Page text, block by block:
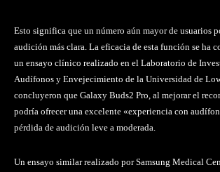
Esto significa que un número aún mayor de usuarios
audición más clara. La eficacia de esta función se ha
un ensayo clínico realizado en el Laboratorio de
Audífonos y Envejecimiento de la Universidad de
concluyeron que Galaxy Buds2 Pro, al mejorar el
podría ofrecer una excelente «experiencia con
pérdida de audición leve a moderada.
Un ensayo similar realizado por Samsung Medical